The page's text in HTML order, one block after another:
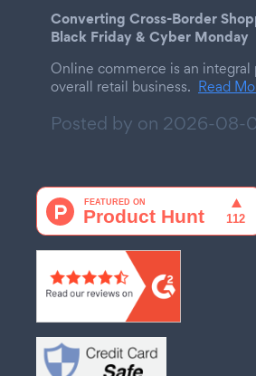
Converting Cross-Border
Black Friday & Cyber Monday
Online commerce is an integral
overall retail business. Read
Posted by on 2026-08-